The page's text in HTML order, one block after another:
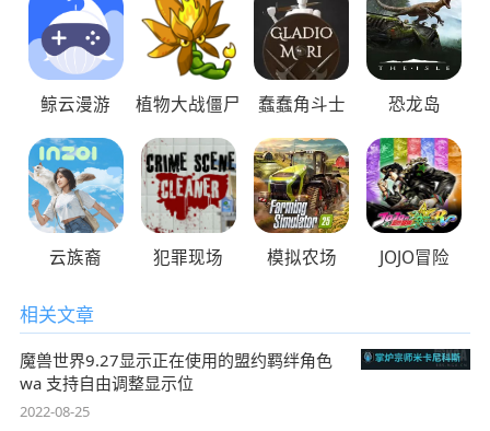
鲸云漫游 植物大战僵尸 蠢蠢角斗士 恐龙岛
云族裔 犯罪现场 模拟农场 JOJO冒险
相关文章
魔兽世界9.27显示正在使用的盟约羁绊角色
wa 支持自由调整显示位
2022-08-25